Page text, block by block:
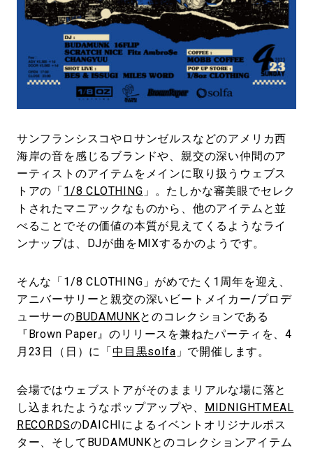
サンフランシスコやロサンゼルスなどのアメリカ西
海岸の音を感じるブランドや、親交の深い仲間のア
ーティストのアイテムをメインに取り扱うウェブス
トアの「 1/8 CLOTHING 」。たしかな審美眼でセレク
トされたマニアックなものから、他のアイテムと並
べることでその価値の本質が見えてくるようなライ
ンナップは、DJが曲をMIXするかのようです。
そんな「1/8 CLOTHING」がめでたく1周年を迎え、
アニバーサリーと親交の深いビートメイカー/プロデ
ューサーの BUDAMUNKとのコレクションである
『Brown Paper』のリリースを兼ねたパーティを、4
月23日（日）に「中目黒solfa 」で開催します。
会場ではウェブストアがそのままリアルな場に落と
し込まれたようなポップアップや、
MIDNIGHTMEAL
RECORDSのDAICHIによるイベントオリジナルポス
ター、そしてBUDAMUNKとのコレクションアイテム